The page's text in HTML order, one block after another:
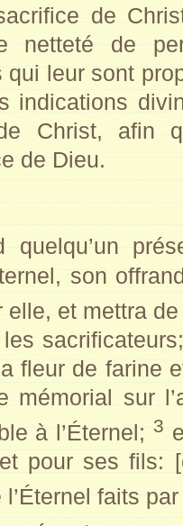
de
netteté de
leur sont
indications
Christ, afin
de Dieu.
quelqu’un
son
elle, et mettra
les
fleur de farine
mémorial sur
à l’Éternel; 3
pour ses fils:
faits